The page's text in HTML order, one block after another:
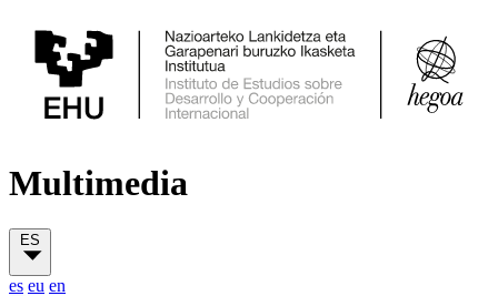
Multimedia
ES
es eu en